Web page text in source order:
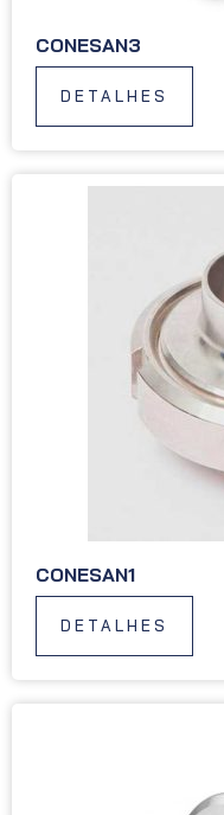
CONESAN3
DETALHES
CONESAN1
DETALHES